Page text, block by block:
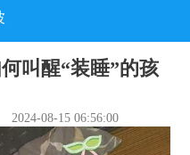
叫醒“装睡”的孩
2024-08-15 06:56:00